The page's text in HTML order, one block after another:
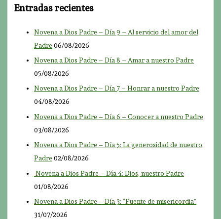
Entradas recientes
Novena a Dios Padre – Día 9 – Al servicio del amor del
Padre 06/08/2026
Novena a Dios Padre – Día 8 – Amar a nuestro Padre
05/08/2026
Novena a Dios Padre – Día 7 – Honrar a nuestro Padre
04/08/2026
Novena a Dios Padre – Día 6 – Conocer a nuestro Padre
03/08/2026
Novena a Dios Padre – Día 5: La generosidad de nuestro
Padre 02/08/2026
Novena a Dios Padre – Día 4: Dios, nuestro Padre
01/08/2026
Novena a Dios Padre – Día 3: “Fuente de misericordia”
31/07/2026